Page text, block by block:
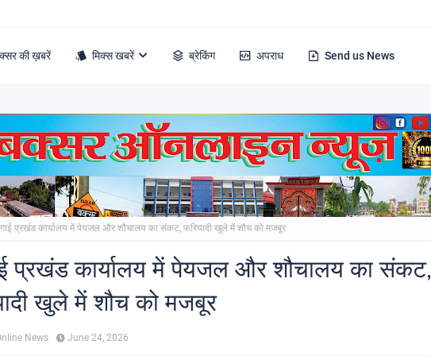
की ख़बरें मिक्स खबरें ब्रेकिंग अपराध Send us News
प्रखंड कार्यालय में पेयजल और शौचालय का संकट, फरियादी खुले में शौच को मजबूर
प्रखंड कार्यालय में पेयजल और शौचालय का संकट,
खुले में शौच को मजबूर
News June 24, 2026